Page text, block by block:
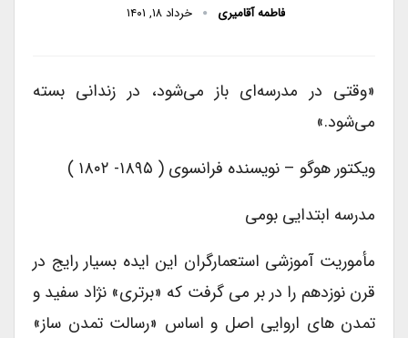
فاطمه آقامیری خرداد ۱۸, ۱۴۰۱
«وقتی در مدرسه‌ای باز می‌شود، در زندانی بسته
می‌شود.»
ویکتور هوگو – نویسنده فرانسوی ( ۱۸۹۵- ۱۸۰۲ )
مدرسه ابتدایی بومی
مأموریت آموزشی استعمارگران این ایده بسیار رایج در
قرن نوزدهم را در بر می گرفت که «برتری» نژاد سفید و
تمدن های اروایی اصل و اساس «رسالت تمدن ساز»